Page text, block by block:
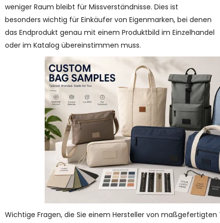
weniger Raum bleibt für Missverständnisse. Dies ist
besonders wichtig für Einkäufer von Eigenmarken, bei denen
das Endprodukt genau mit einem Produktbild im Einzelhandel
oder im Katalog übereinstimmen muss.
Wichtige Fragen, die Sie einem Hersteller von